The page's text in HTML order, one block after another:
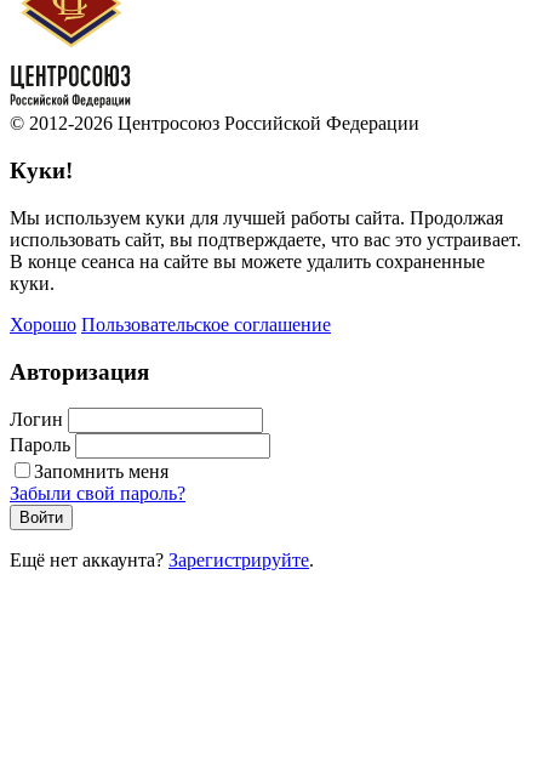
© 2012-2026 Центросоюз Российской Федерации
Куки!
Мы используем куки для лучшей работы сайта. Продолжая
использовать сайт, вы подтверждаете, что вас это устраивает.
В конце сеанса на сайте вы можете удалить сохраненные
куки.
Хорошо Пользовательское соглашение
Авторизация
Логин
Пароль
Запомнить меня
Забыли свой пароль?
Войти
Ещё нет аккаунта? Зарегистрируйте.